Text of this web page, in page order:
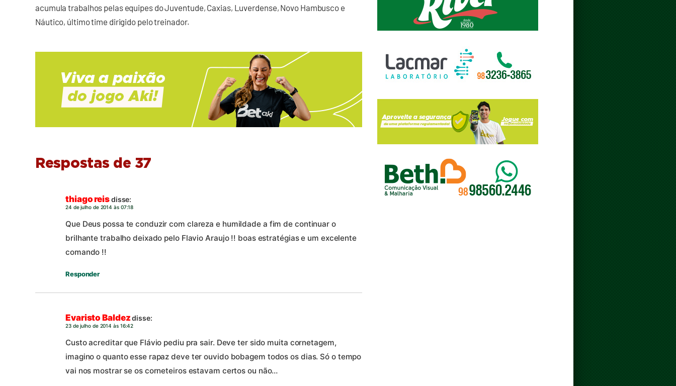
acumula trabalhos pelas equipes do Juventude, Caxias, Luverdense, Novo Hambusco e
Náutico, último time dirigido pelo treinador.
Respostas de 37
thiago reisdisse:
24 de julho de 2014 às 07:18
Que Deus possa te conduzir com clareza e humildade a fim de continuar o
brilhante trabalho deixado pelo Flavio Araujo !! boas estratégias e um excelente
comando !!
Responder
Evaristo Baldez disse:
23 de julho de 2014 às 16:42
Custo acreditar que Flávio pediu pra sair. Deve ter sido muita cornetagem,
imagino o quanto esse rapaz deve ter ouvido bobagem todos os dias. Só o tempo
vai nos mostrar se os corneteiros estavam certos ou não…